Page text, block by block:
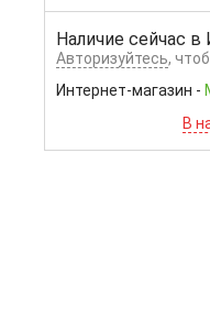
Наличие сейчас в
Авторизуйтесь,
Интернет-магазин -
В